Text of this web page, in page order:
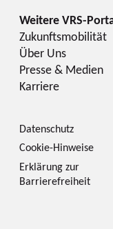
Zukunftsmobilität
Über Uns
Presse & Medien
Karriere
Datenschutz
Cookie-Hinweise
Erklärung zur
Barrierefreiheit